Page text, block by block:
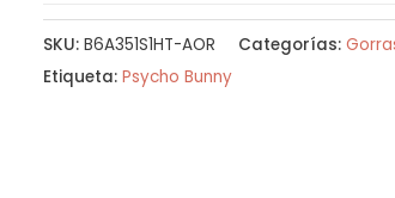
SKU: B6A351S1HT-AOR Categorías:
Etiqueta: Psycho Bunny